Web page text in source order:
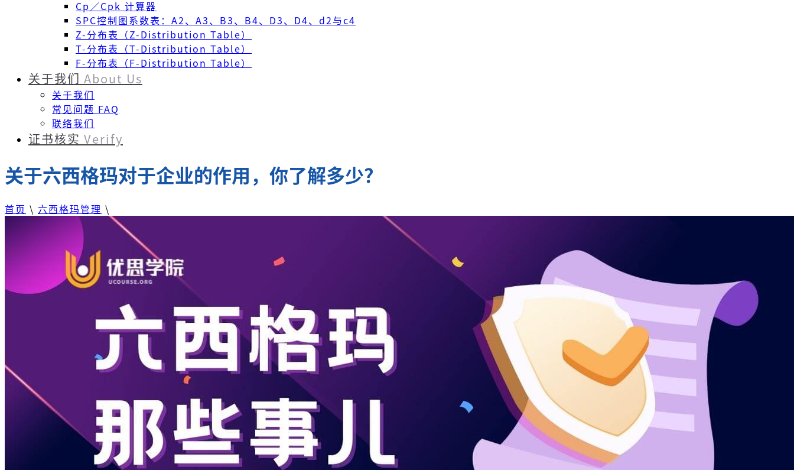
Cp／Cpk 计算器
SPC控制图系数表：A2、A3、B3、B4、D3、D4、d2与c4
Z-分布表（Z-Distribution Table）
T-分布表（T-Distribution Table）
F-分布表（F-Distribution Table）
关于我们 About Us
关于我们
常见问题 FAQ
联络我们
证书核实 Verify
关于六西格玛对于企业的作用，你了解多少？
首页 \ 六西格玛管理 \